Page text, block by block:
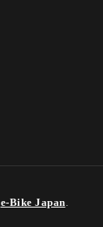
e-Bike Japan